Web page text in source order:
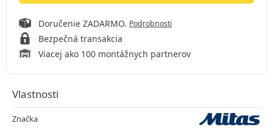
Doručenie ZADARMO. Podrobnosti
Bezpečná transakcia
Viacej ako 100 montážnych partnerov
Vlastnosti
Značka